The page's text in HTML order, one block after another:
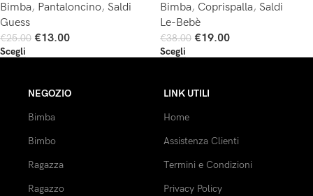
Bimba, Pantaloncino, Saldi
Guess
€25.00 €13.00
Scegli
Bimba, Coprispalla, Saldi
Le-Bebè
€38.00 €19.00
Scegli
NEGOZIO
Bimba
Bimbo
Ragazza
Ragazzo
LINK UTILI
Home
Assistenza Clienti
Termini e Condizioni
Privacy Policy